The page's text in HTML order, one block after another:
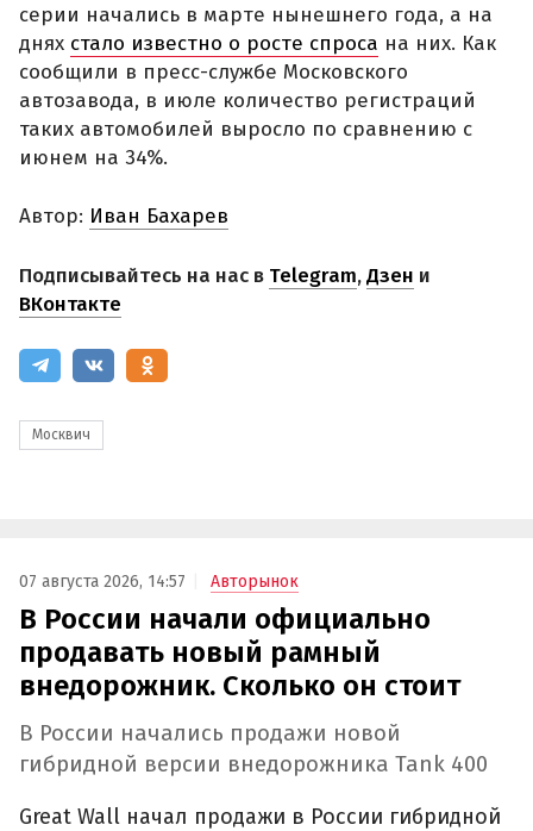
серии начались в марте нынешнего года, а на
днях стало известно о росте спроса на них. Как
сообщили в пресс-службе Московского
автозавода, в июле количество регистраций
таких автомобилей выросло по сравнению с
июнем на 34%.
Автор: Иван Бахарев
Подписывайтесь на нас в Telegram,Дзен и
ВКонтакте
Москвич
07 августа 2026, 14:57 Авторынок
В России начали официально
продавать новый рамный
внедорожник. Сколько он стоит
В России начались продажи новой
гибридной версии внедорожника Tank 400
Great Wall начал продажи в России гибридной